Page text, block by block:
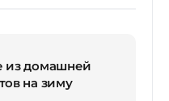
из домашней
на зиму